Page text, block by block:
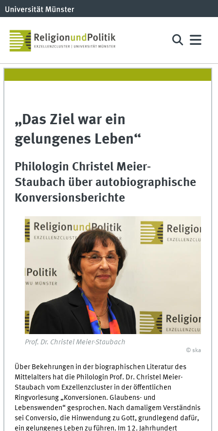
„Das Ziel war ein
gelungenes Leben“
Philologin Christel Meier-
Staubach über autobiographische
Konversionsberichte
Prof. Dr. Christel Meier-Staubach
© ska
Über Bekehrungen in der biographischen Literatur des
Mittelalters hat die Philologin Prof. Dr. Christel Meier-
Staubach vom Exzellenzcluster in der öffentlichen
Ringvorlesung „Konversionen. Glaubens- und
Lebenswenden“ gesprochen. Nach damaligem Verständnis
sei Conversio, die Hinwendung zu Gott, grundlegend dafür,
ein gelungenes Leben zu führen. Im 12. Jahrhundert